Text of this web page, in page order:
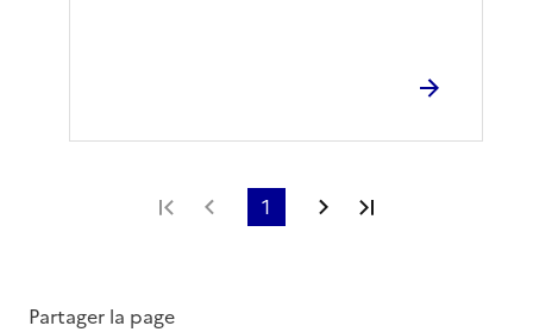
Première page
Page précédente
1 Page suivante
Partager la page